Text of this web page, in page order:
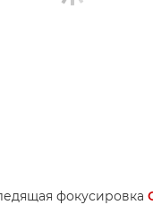
фокусировка